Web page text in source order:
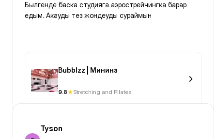
Былгенде баска студияга аэрострейчингка барар
едым. Акауды тез жондеуды сураймын
Bubblzz | Минина
9.8 Stretching and Pilates
Tyson